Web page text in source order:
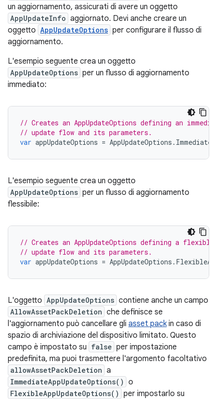
un aggiornamento, assicurati di avere un oggetto
AppUpdateInfo aggiornato. Devi anche creare un
oggetto AppUpdateOptions per configurare il flusso di
aggiornamento.
L'esempio seguente crea un oggetto
AppUpdateOptions per un flusso di aggiornamento
immediato:
// Creates an AppUpdateOptions defining an
// update flow and its parameters.
var appUpdateOptions = AppUpdateOptions .
L'esempio seguente crea un oggetto
AppUpdateOptions per un flusso di aggiornamento
flessibile:
// Creates an AppUpdateOptions defining a flexible
// update flow and its parameters.
var appUpdateOptions = AppUpdateOptions .
L'oggetto AppUpdateOptions contiene anche un campo
AllowAssetPackDeletion che definisce se
l'aggiornamento può cancellare gli asset packin caso di
spazio di archiviazione del dispositivo limitato. Questo
campo è impostato su false per impostazione
predefinita, ma puoi trasmettere l'argomento facoltativo
allowAssetPackDeletion a
ImmediateAppUpdateOptions() o
FlexibleAppUpdateOptions() per impostarlo su